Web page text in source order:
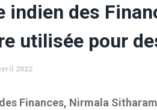
indien des
utilisée pour
2022
Finances, Nirmala